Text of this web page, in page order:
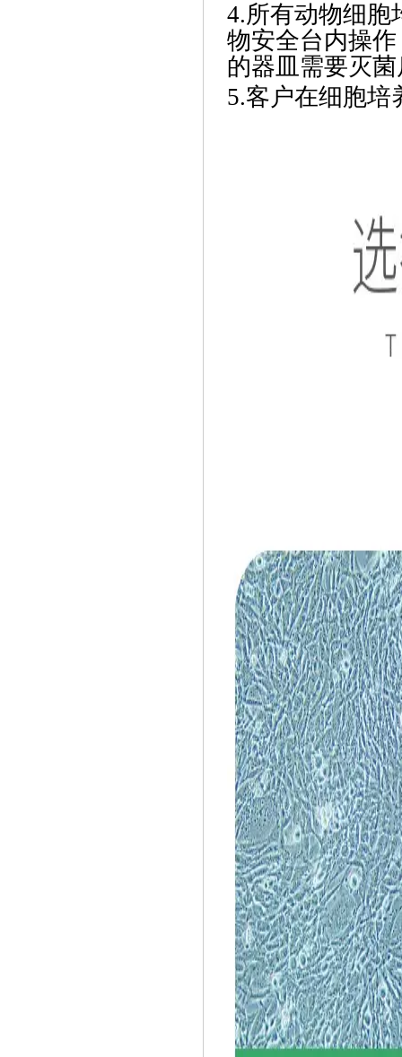
4.所有动物细胞
物安全台内操
的器皿需要灭
5.客户在细胞培